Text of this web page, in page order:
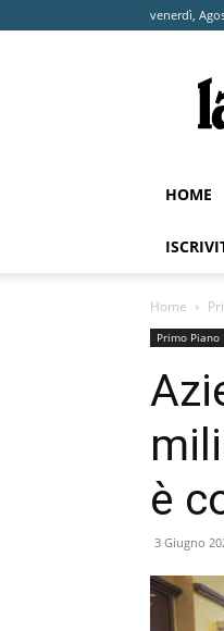
venerdì,
HOME
Home
Primo Piano
è
3 Giugno